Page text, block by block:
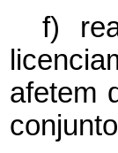
f)
afetem